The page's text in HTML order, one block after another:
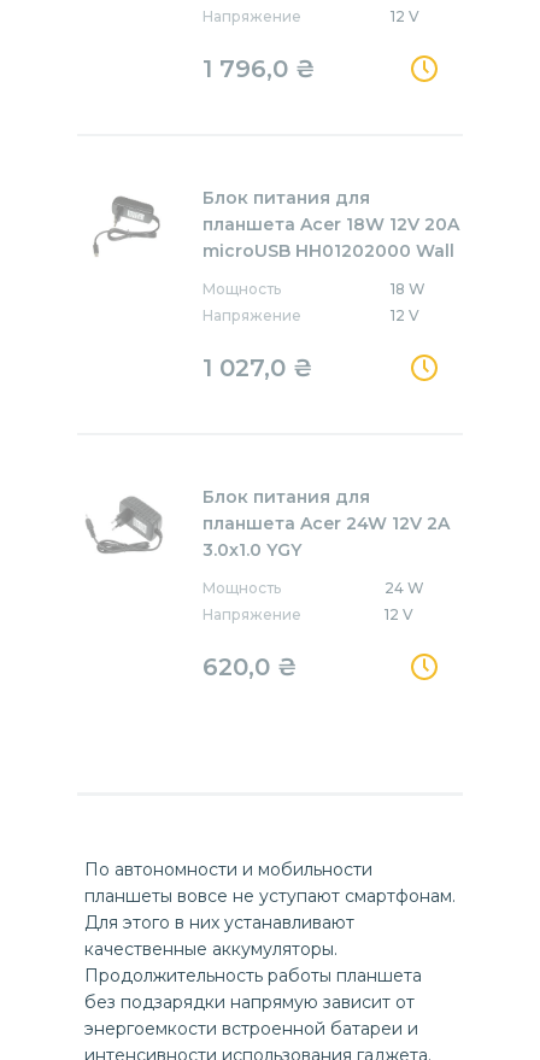
Напряжение
12 V
1 796,0 ₴
Блок питания для
планшета Acer 18W 12V 20A
microUSB HH01202000 Wall
Мощность
18 W
Напряжение
12 V
1 027,0 ₴
Блок питания для
планшета Acer 24W 12V 2A
3.0x1.0 YGY
Мощность
24 W
Напряжение
12 V
620,0 ₴
По автономности и мобильности
планшеты вовсе не уступают смартфонам.
Для этого в них устанавливают
качественные аккумуляторы.
Продолжительность работы планшета
без подзарядки напрямую зависит от
энергоемкости встроенной батареи и
интенсивности использования гаджета.